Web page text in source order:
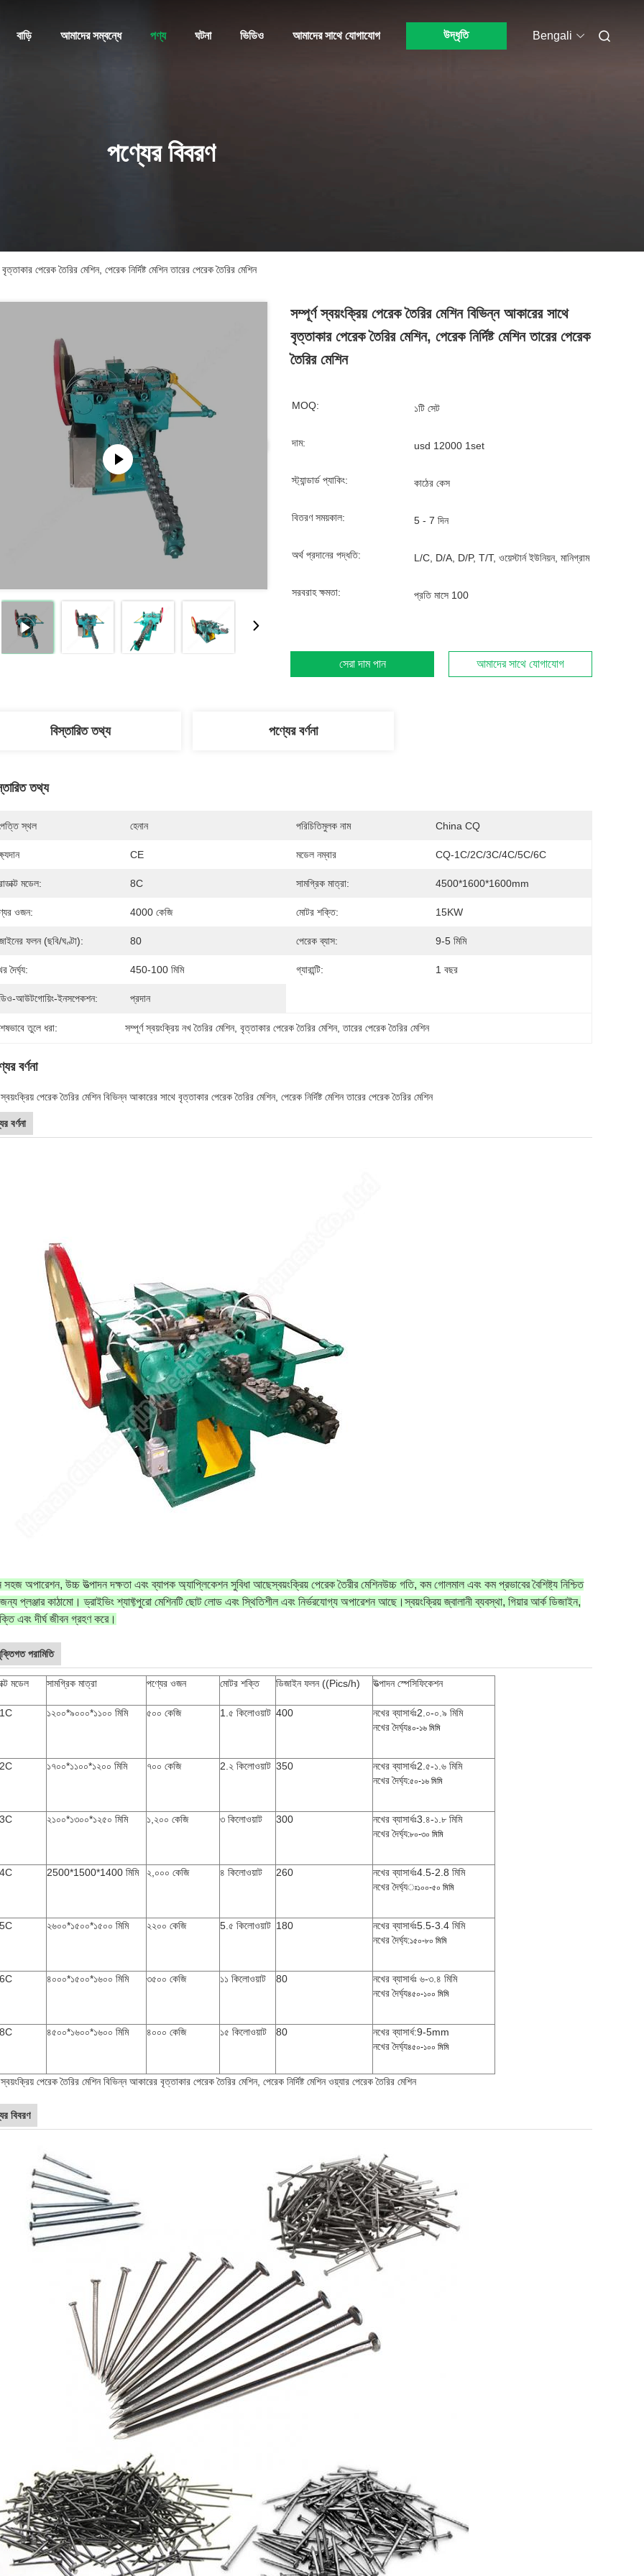
বাড়ি আমাদের সম্বন্ধে পণ্য ঘটনা ভিডিও আমাদের সাথে যোগাযোগ উদ্ধৃতি Bengali
পণ্যের বিবরণ
পেরেক তৈরির মেশিন, পেরেক নির্দিষ্ট মেশিন তারের পেরেক তৈরির মেশিন
সম্পূর্ণ স্বয়ংক্রিয় পেরেক তৈরির মেশিন বিভিন্ন আকারের সাথে
বৃত্তাকার পেরেক তৈরির মেশিন, পেরেক নির্দিষ্ট মেশিন তারের পেরেক
তৈরির মেশিন
MOQ: ১টি সেট
দাম: usd 12000 1set
স্ট্যান্ডার্ড প্যাকিং: কাঠের কেস
বিতরণ সময়কাল: 5 - 7 দিন
অর্থ প্রদানের পদ্ধতি: L/C, D/A, D/P, T/T, ওয়েস্টার্ন ইউনিয়ন, মানিগ্রাম
সরবরাহ ক্ষমতা: প্রতি মাসে 100
সেরা দাম পান আমাদের সাথে যোগাযোগ
বিস্তারিত তথ্য পণ্যের বর্ণনা
তথ্য
স্থল হেনান পরিচিতিমুলক নাম China CQ
CE মডেল নম্বার CQ-1C/2C/3C/4C/5C/6C
মডেল: 8C সামগ্রিক মাত্রা: 4500*1600*1600mm
ওজন: 4000 কেজি মোটর শক্তি: 15KW
ফলন (ছবি/ঘণ্টা): 80 পেরেক ব্যাস: 9-5 মিমি
দৈর্ঘ্য: 450-100 মিমি গ্যারান্টি: 1 বছর
আউটগোয়িং-ইনসপেকশন: প্রদান
তুলে ধরা: সম্পূর্ণ স্বয়ংক্রিয় নখ তৈরির মেশিন, বৃত্তাকার পেরেক তৈরির মেশিন, তারের পেরেক তৈরির মেশিন
বর্ণনা
পেরেক তৈরির মেশিন বিভিন্ন আকারের সাথে বৃত্তাকার পেরেক তৈরির মেশিন, পেরেক নির্দিষ্ট মেশিন তারের পেরেক তৈরির মেশিন
বর্ণনা
সহজ অপারেশন, উচ্চ উত্পাদন দক্ষতা এবং ব্যাপক অ্যাপ্লিকেশন সুবিধা আছেস্বয়ংক্রিয় পেরেক তৈরীর মেশিনউচ্চ গতি, কম গোলমাল এবং কম প্রভাবের বৈশিষ্ট্য নিশ্চিত
প্লঞ্জার কাঠামো। ড্রাইভিং শ্যাফ্টপুরো মেশিনটি ছোট লোড এবং স্থিতিশীল এবং নির্ভরযোগ্য অপারেশন আছে।স্বয়ংক্রিয় জ্বালানী ব্যবস্থা, গিয়ার আর্ক ডিজাইন,
এবং দীর্ঘ জীবন গ্রহণ করে।
পরামিতি
মডেল সামগ্রিক মাত্রা পণ্যের ওজন মোটর শক্তি ডিজাইন ফলন ((Pics/h) উত্পাদন স্পেসিফিকেশন
১২০০*৯০০০*১১০০ মিমি ৫০০ কেজি 1.৫ কিলোওয়াট 400
নখের ব্যাসার্ধঃ2.০-০.৯ মিমি
নখের দৈর্ঘ্য৪০-১৬ মিমি
১৭০০*১১০০*১২০০ মিমি ৭০০ কেজি 2.২ কিলোওয়াট 350
নখের ব্যাসার্ধঃ2.৫-১.৬ মিমি
নখের দৈর্ঘ্য:৫০-১৬ মিমি
২১০০*১৩০০*১২৫০ মিমি ১,২০০ কেজি ৩ কিলোওয়াট 300
নখের ব্যাসার্ধঃ3.৪-১.৮ মিমি
নখের দৈর্ঘ্য:৮০-৩০ মিমি
2500*1500*1400 মিমি ২,০০০ কেজি ৪ কিলোওয়াট 260
নখের ব্যাসার্ধঃ4.5-2.8 মিমি
নখের দৈর্ঘ্যঃ১০০-৫০ মিমি
২৬০০*১৫০০*১৫০০ মিমি ২২০০ কেজি 5.৫ কিলোওয়াট 180
নখের ব্যাসার্ধঃ5.5-3.4 মিমি
নখের দৈর্ঘ্য:১৫০-৮০ মিমি
৪০০০*১৫০০*১৬০০ মিমি ৩৫০০ কেজি ১১ কিলোওয়াট 80
নখের ব্যাসার্ধঃ ৬-৩.৪ মিমি
নখের দৈর্ঘ্য৪৫০-১০০ মিমি
৪৫০০*১৬০০*১৬০০ মিমি ৪০০০ কেজি ১৫ কিলোওয়াট 80
নখের ব্যাসার্ধ:9-5mm
নখের দৈর্ঘ্য৪৫০-১০০ মিমি
পেরেক তৈরির মেশিন বিভিন্ন আকারের বৃত্তাকার পেরেক তৈরির মেশিন, পেরেক নির্দিষ্ট মেশিন ওয়্যার পেরেক তৈরির মেশিন
বিবরণ